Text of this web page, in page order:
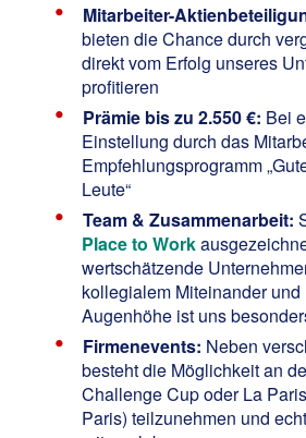
Mitarbeiter-
bieten die Chance durch
direkt vom Erfolg unseres
profitieren
Prämie bis zu 2.550 €: Bei
Einstellung durch das
Empfehlungsprogramm
Leute“
Team & Zusammenarbeit:
Place to Work
wertschätzende
kollegialem Miteinander
Augenhöhe ist uns
Firmenevents: Neben
besteht die Möglichkeit an
Challenge Cup oder La
Paris) teilzunehmen und